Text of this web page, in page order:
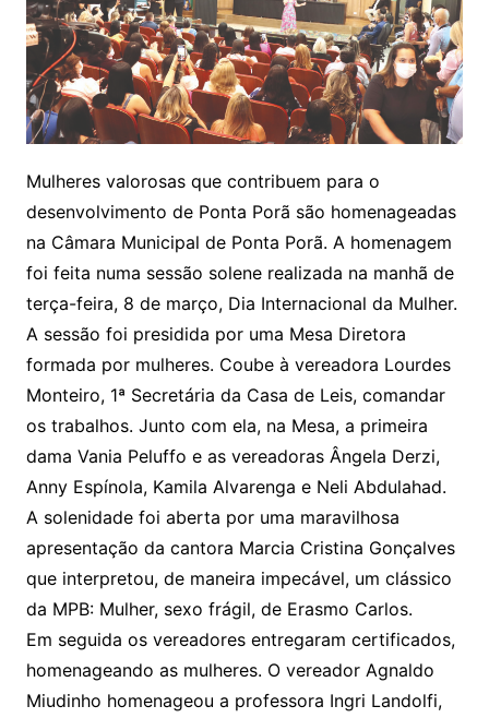
Mulheres valorosas que contribuem para o
desenvolvimento de Ponta Porã são homenageadas
na Câmara Municipal de Ponta Porã. A homenagem
foi feita numa sessão solene realizada na manhã de
terça-feira, 8 de março, Dia Internacional da Mulher.
A sessão foi presidida por uma Mesa Diretora
formada por mulheres. Coube à vereadora Lourdes
Monteiro, 1ª Secretária da Casa de Leis, comandar
os trabalhos. Junto com ela, na Mesa, a primeira
dama Vania Peluffo e as vereadoras Ângela Derzi,
Anny Espínola, Kamila Alvarenga e Neli Abdulahad.
A solenidade foi aberta por uma maravilhosa
apresentação da cantora Marcia Cristina Gonçalves
que interpretou, de maneira impecável, um clássico
da MPB: Mulher, sexo frágil, de Erasmo Carlos.
Em seguida os vereadores entregaram certificados,
homenageando as mulheres. O vereador Agnaldo
Miudinho homenageou a professora Ingri Landolfi,